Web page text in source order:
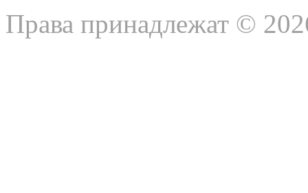
Права принадлежат ©